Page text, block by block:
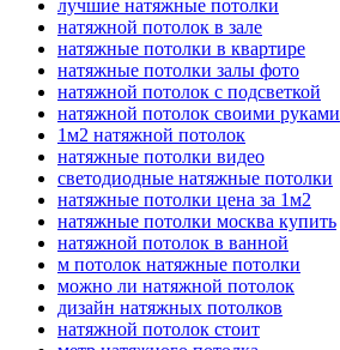
лучшие натяжные потолки
натяжной потолок в зале
натяжные потолки в квартире
натяжные потолки залы фото
натяжной потолок с подсветкой
натяжной потолок своими руками
1м2 натяжной потолок
натяжные потолки видео
светодиодные натяжные потолки
натяжные потолки цена за 1м2
натяжные потолки москва купить
натяжной потолок в ванной
м потолок натяжные потолки
можно ли натяжной потолок
дизайн натяжных потолков
натяжной потолок стоит